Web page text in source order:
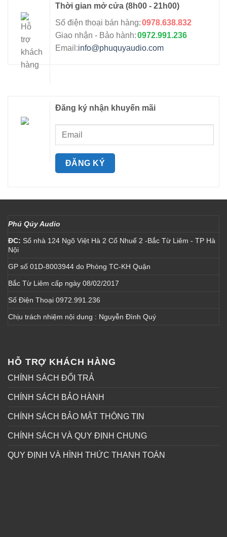
Thời gian mở cửa(8h00 - 21h00)
Số điện thoại bán hàng:0978.638.832
Giao nhận - Bảo hành:0972.991.236
Email:info@phuquyaudio.com
Đăng ký nhận khuyến mãi
Phú Qúy Audio
ĐC: Số nhà 124 Ngõ Việt Hà 2 Cổ Nhuế 2 -Bắc Từ Liêm - TP Hà
Nội
GP số 01D-8003944 do Phòng TC-KH Quận
Bắc Từ Liêm cấp ngày 08/02/2017
Số Điện Thoại 0972.991.236
Chịu trách nhiệm nội dung : Nguyễn Đình Quý
HỖ TRỢ KHÁCH HÀNG
CHÍNH SÁCH ĐỔI TRẢ
CHÍNH SÁCH BẢO HÀNH
CHÍNH SÁCH BẢO MẬT THÔNG TIN
CHÍNH SÁCH VÀ QUY ĐỊNH CHUNG
QUY ĐỊNH VÀ HÌNH THỨC THANH TOÁN